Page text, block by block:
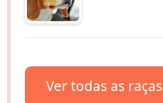
Ver todas as raças